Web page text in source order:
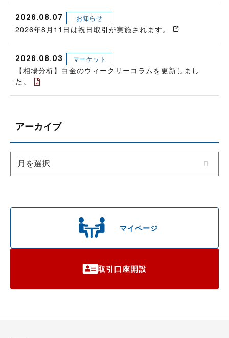
マイページ
取引口座開設
2026.08.07 お知らせ
2026年8月11日は祝日取引が実施されます。
2026.08.03 マーケット
【相場分析】白金のウィークリーコラムを更新しまし
た。
アーカイブ